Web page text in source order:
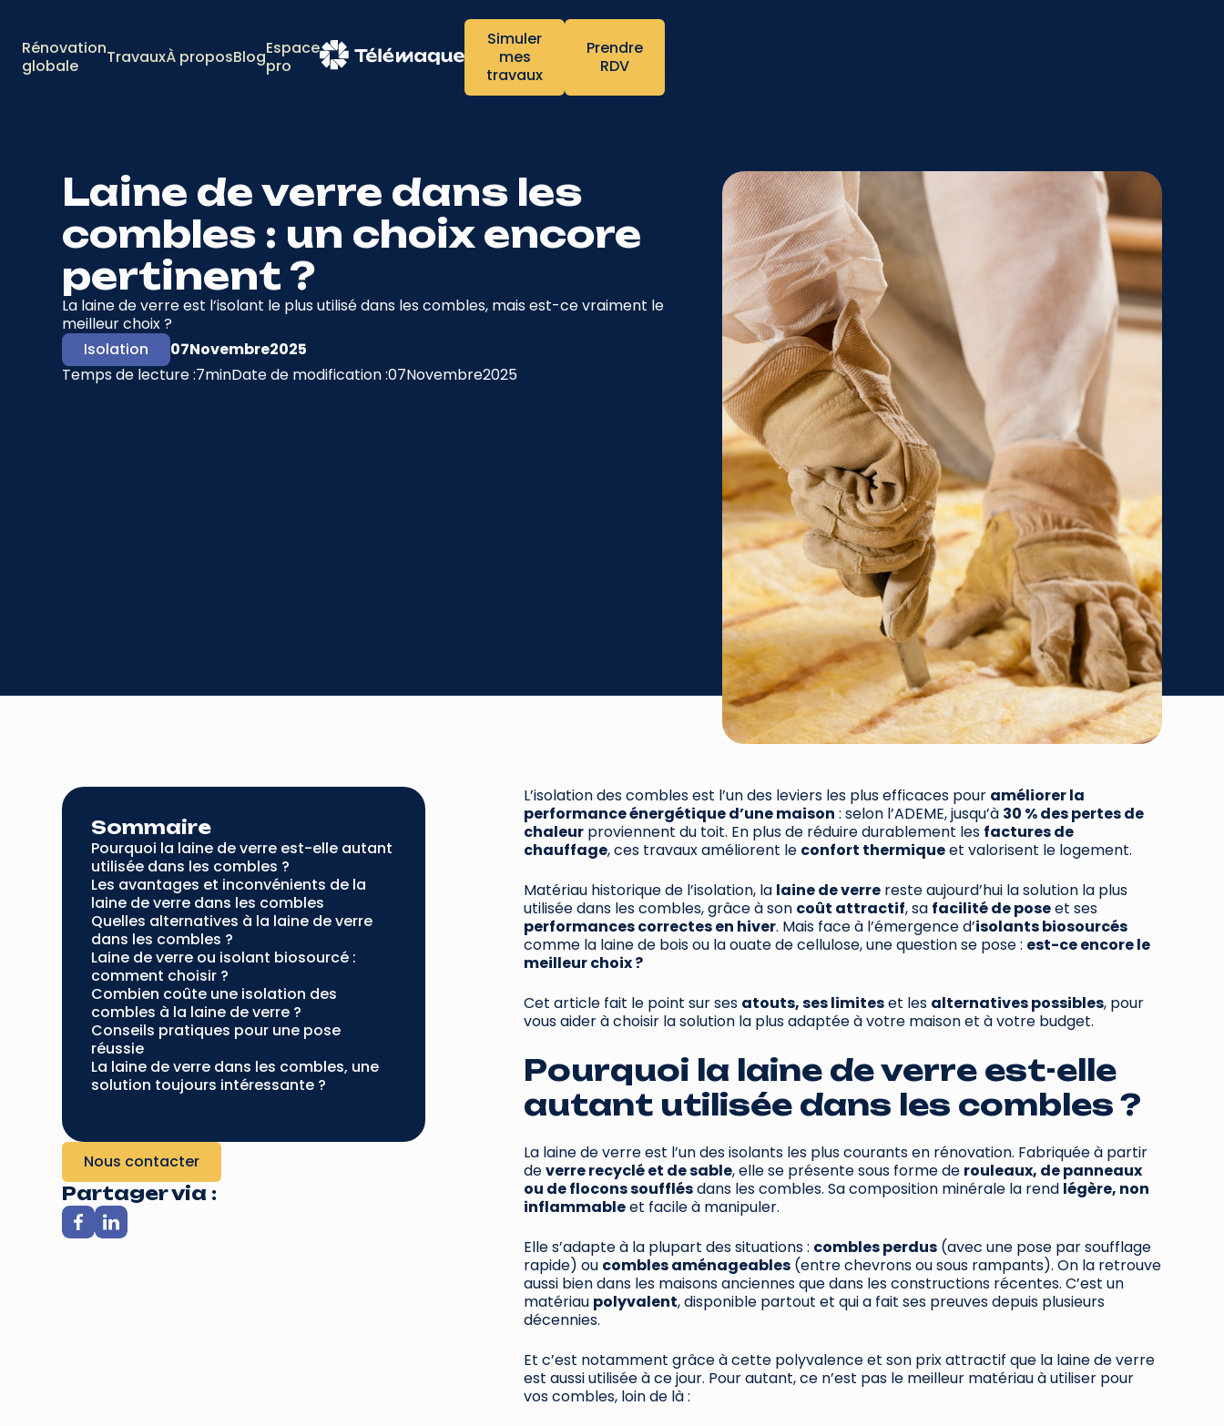
Rénovation
globale
TravauxÀ proposBlogEspace
pro
Simuler
mes
travaux
Prendre
RDV
Laine de verre dans les
combles : un choix encore
pertinent ?
La laine de verre est l’isolant le plus utilisé dans les combles, mais est-ce vraiment le
meilleur choix ?
Isolation
07Novembre2025
Temps de lecture :7minDate de modification :07Novembre2025
Sommaire
Pourquoi la laine de verre est-elle autant
utilisée dans les combles ?
Les avantages et inconvénients de la
laine de verre dans les combles
Quelles alternatives à la laine de verre
dans les combles ?
Laine de verre ou isolant biosourcé :
comment choisir ?
Combien coûte une isolation des
combles à la laine de verre ?
Conseils pratiques pour une pose
réussie
La laine de verre dans les combles, une
solution toujours intéressante ?
Nous contacter
Partager via :
L’isolation des combles est l’un des leviers les plus efficaces pour améliorer la
performance énergétique d’une maison : selon l’ADEME, jusqu’à 30 % des pertes de
chaleur proviennent du toit. En plus de réduire durablement les factures de
chauffage, ces travaux améliorent le confort thermiqueet valorisent le logement.
Matériau historique de l’isolation, la laine de verre reste aujourd’hui la solution la plus
utilisée dans les combles, grâce à son coût attractif, sa facilité de poseet ses
performances correctes en hiver. Mais face à l’émergence d’isolants biosourcés
comme la laine de bois ou la ouate de cellulose, une question se pose : est-ce encore le
meilleur choix ?
Cet article fait le point sur ses atouts, ses limiteset les alternatives possibles, pour
vous aider à choisir la solution la plus adaptée à votre maison et à votre budget.
Pourquoi la laine de verre est-elle
autant utilisée dans les combles ?
La laine de verre est l’un des isolants les plus courants en rénovation. Fabriquée à partir
deverre recyclé et de sable, elle se présente sous forme de rouleaux, de panneaux
ou de flocons soufflésdans les combles. Sa composition minérale la rend légère, non
inflammableet facile à manipuler.
Elle s’adapte à la plupart des situations : combles perdus (avec une pose par soufflage
rapide) ou combles aménageables (entre chevrons ou sous rampants). On la retrouve
aussi bien dans les maisons anciennes que dans les constructions récentes. C’est un
matériau polyvalent, disponible partout et qui a fait ses preuves depuis plusieurs
décennies.
Et c’est notamment grâce à cette polyvalence et son prix attractif que la laine de verre
est aussi utilisée à ce jour. Pour autant, ce n’est pas le meilleur matériau à utiliser pour
vos combles, loin de là :